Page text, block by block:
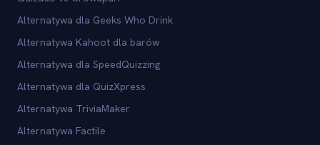
Alternatywa dla Geeks Who Drink
Alternatywa Kahoot dla barów
Alternatywa dla SpeedQuizzing
Alternatywa dla QuizXpress
Alternatywa TriviaMaker
Alternatywa Factile